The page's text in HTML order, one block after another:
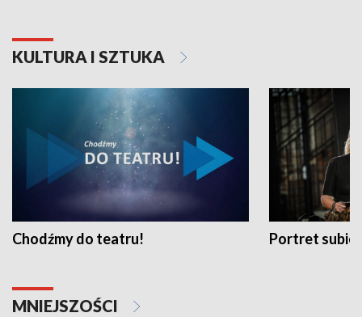
KULTURA I SZTUKA
Chodźmy do teatru! Portret
MNIEJSZOŚCI